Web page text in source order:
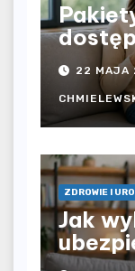
czy
22
ZDROWIE I
Jak